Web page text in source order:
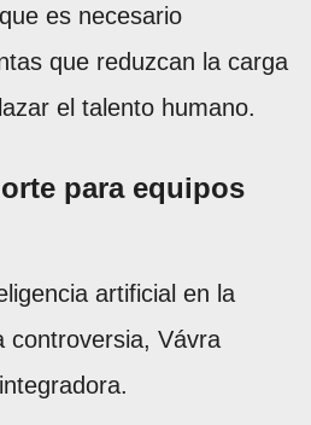
es necesario
que reduzcan la carga
el talento humano.
para equipos
artificial en la
controversia, Vávra